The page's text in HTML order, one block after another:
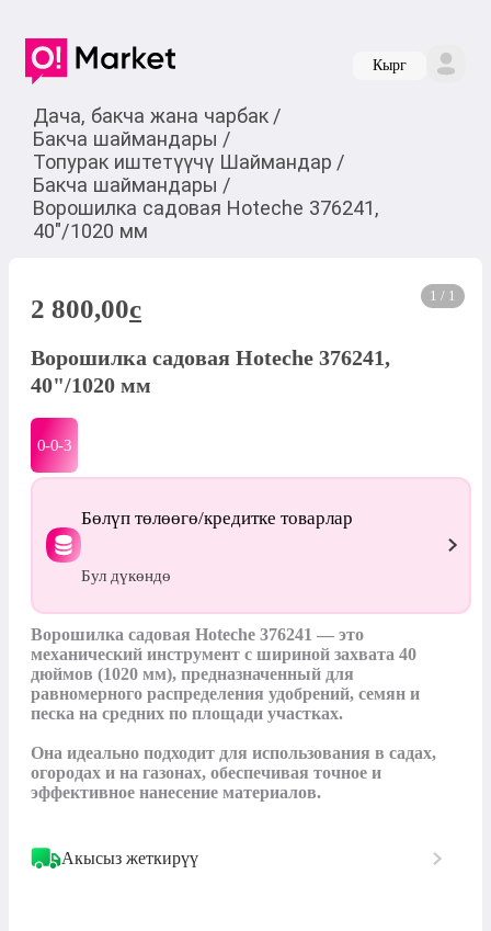
Кырг
Дача, бакча жана чарбак /
Бакча шаймандары /
Топурак иштетүүчү Шаймандар /
Бакча шаймандары /
Ворошилка садовая Hoteche 376241,
40"/1020 мм
1 / 1
2 800,00c
Ворошилка садовая Hoteche 376241,
40"/1020 мм
0-0-3
Бөлүп төлөөгө/кредитке товарлар
Бул дүкөндө
Ворошилка садовая Hoteche 376241 — это
механический инструмент с шириной захвата 40
дюймов (1020 мм), предназначенный для
равномерного распределения удобрений, семян и
песка на средних по площади участках.
Она идеально подходит для использования в садах,
огородах и на газонах, обеспечивая точное и
эффективное нанесение материалов.
Акысыз жеткирүү